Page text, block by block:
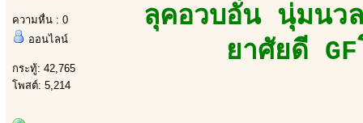
ความหื่น : 0
ออนไลน์
กระทู้: 42,765
โพสต์: 5,214
ลุคอวบอั๋น นุ่มนว
ยาศัยดี